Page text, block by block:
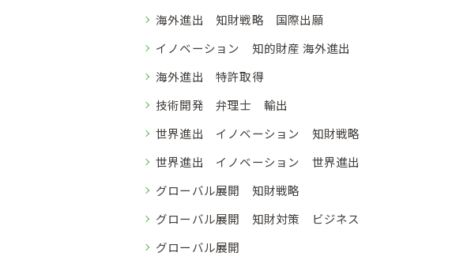
海外進出 知財戦略 国際出願
イノベーション 知的財産 海外進出
海外進出 特許取得
技術開発 弁理士 輸出
世界進出 イノベーション 知財戦略
世界進出 イノベーション 世界進出
グローバル展開 知財戦略
グローバル展開 知財対策 ビジネス
グローバル展開